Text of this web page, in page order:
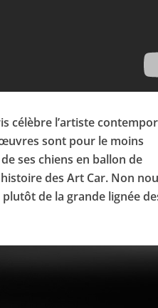
célèbre l’artiste
sont pour le moins
ses chiens en ballon de
des Art Car. Non
plutôt de la grande lignée